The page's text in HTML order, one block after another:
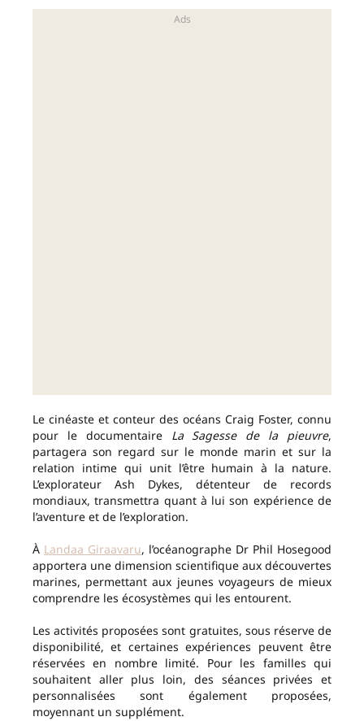
Le cinéaste et conteur des océans Craig Foster, connu
pour le documentaire La Sagesse de la pieuvre,
partagera son regard sur le monde marin et sur la
relation intime qui unit l’être humain à la nature.
L’explorateur Ash Dykes, détenteur de records
mondiaux, transmettra quant à lui son expérience de
l’aventure et de l’exploration.
À Landaa Giraavaru, l’océanographe Dr Phil Hosegood
apportera une dimension scientifique aux découvertes
marines, permettant aux jeunes voyageurs de mieux
comprendre les écosystèmes qui les entourent.
Les activités proposées sont gratuites, sous réserve de
disponibilité, et certaines expériences peuvent être
réservées en nombre limité. Pour les familles qui
souhaitent aller plus loin, des séances privées et
personnalisées sont également proposées,
moyennant un supplément.